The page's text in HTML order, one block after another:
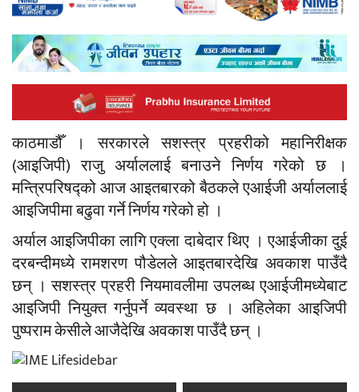
काठमाडौँ । सरकारले सशस्त्र प्रहरीको महानिरीक्षक
(आइजिपी) राजु अर्याललाई बनाउने निर्णय गरेको छ ।
मन्त्रिपरिषद्को आज आइतबारको बैठकले एआईजी अर्याललाई
आइजिपीमा बढुवा गर्ने निर्णय गरेको हो ।
अर्याल आइजिपीका लागि एक्ला दाबेदार थिए । एआईजीका दुई
दरबन्दीमध्ये रामशरण पौडेलले आइतबारदेखि अवकाश पाउँदै
छन् । सशस्त्र प्रहरी नियमावलीमा उपलब्ध एआईजीमध्येबाट
आइजिपी नियुक्त गर्नुपर्ने व्यवस्था छ । अहिलेका आइजिपी
पुष्पराम केसीले आजैदेखि अवकाश पाउँदै छन् ।